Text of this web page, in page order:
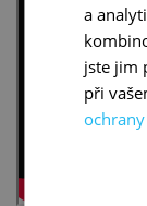
a
jste jim
při